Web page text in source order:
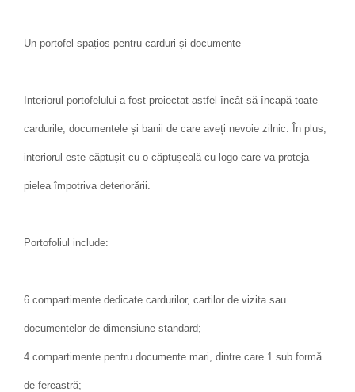
Un portofel spațios pentru carduri și documente
Interiorul portofelului a fost proiectat astfel încât să încapă toate
cardurile, documentele și banii de care aveți nevoie zilnic. În plus,
interiorul este căptușit cu o căptușeală cu logo care va proteja
pielea împotriva deteriorării.
Portofoliul include:
6 compartimente dedicate cardurilor, cartilor de vizita sau
documentelor de dimensiune standard;
4 compartimente pentru documente mari, dintre care 1 sub formă
de fereastră;